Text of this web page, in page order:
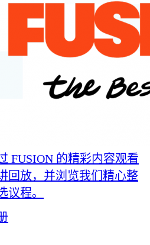
FUSION 的精彩内容观看
回放，并浏览我们精心整
议程。